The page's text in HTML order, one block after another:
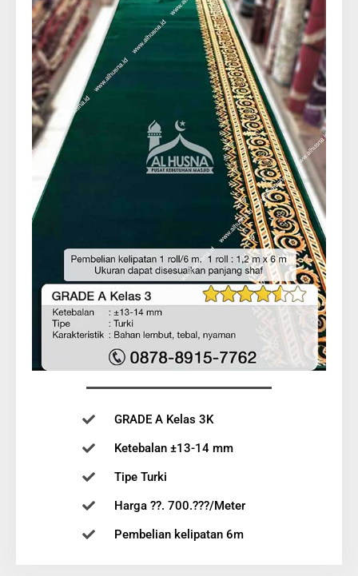
GRADE A Kelas 3K
Ketebalan ±13-14 mm
Tipe Turki
Harga ??. 700.???/Meter
Pembelian kelipatan 6m